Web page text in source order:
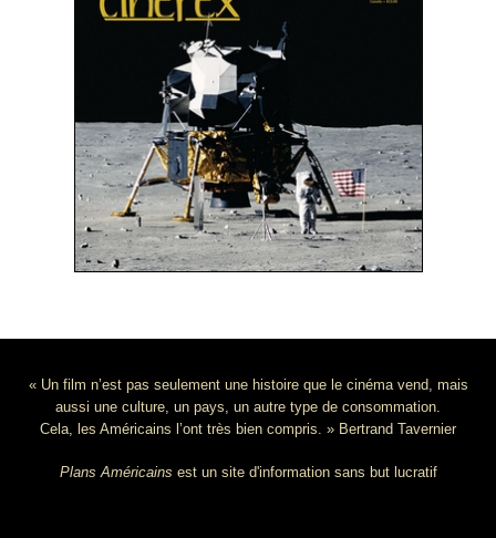
« Un film n’est pas seulement une histoire que le cinéma vend, mais
aussi une culture, un pays, un autre type de consommation.
Cela, les Américains l’ont très bien compris. » Bertrand Tavernier
Plans Américains est un site d'information sans but lucratif